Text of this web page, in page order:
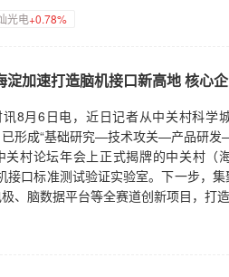
光电+0.78%
淀加速打造脑机接口新高地 核心
讯8月6日电，近日记者从中关村科学
形成“基础研究—技术攻关—产品研发
关村论坛年会上正式揭牌的中关村（
接口标准测试验证实验室。下一步，
、脑数据平台等全赛道创新项目，打